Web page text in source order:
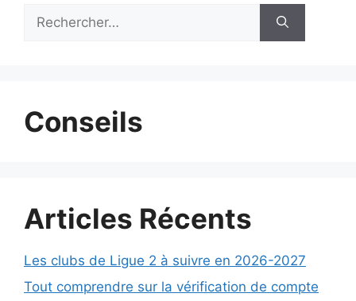
Conseils
Articles Récents
Les clubs de Ligue 2 à suivre en 2026-2027
Tout comprendre sur la vérification de compte